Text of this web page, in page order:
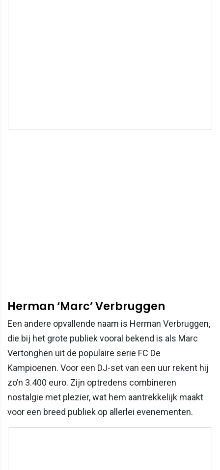
Herman ‘Marc’ Verbruggen
Een andere opvallende naam is Herman Verbruggen,
die bij het grote publiek vooral bekend is als Marc
Vertonghen uit de populaire serie FC De
Kampioenen. Voor een DJ-set van een uur rekent hij
zo’n 3.400 euro. Zijn optredens combineren
nostalgie met plezier, wat hem aantrekkelijk maakt
voor een breed publiek op allerlei evenementen.